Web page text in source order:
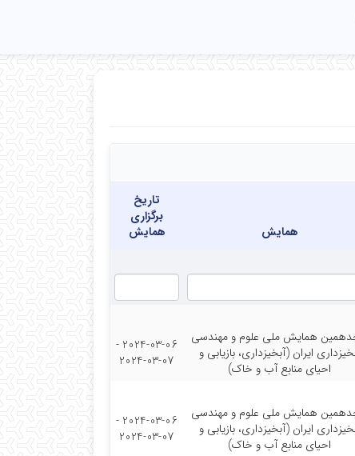
همایش
تاریخ
برگزاری
همایش
همایش ملی علوم و مهندسی
ایران (آبخیزداری، بازیابی و
احیای منابع آب و خاک)
2024-03-06 -
2024-03-07
همایش ملی علوم و مهندسی
ایران (آبخیزداری، بازیابی و
احیای منابع آب و خاک)
2024-03-06 -
2024-03-07